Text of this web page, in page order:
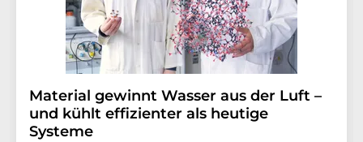
Material gewinnt Wasser aus der Luft –
und kühlt effizienter als heutige
Systeme